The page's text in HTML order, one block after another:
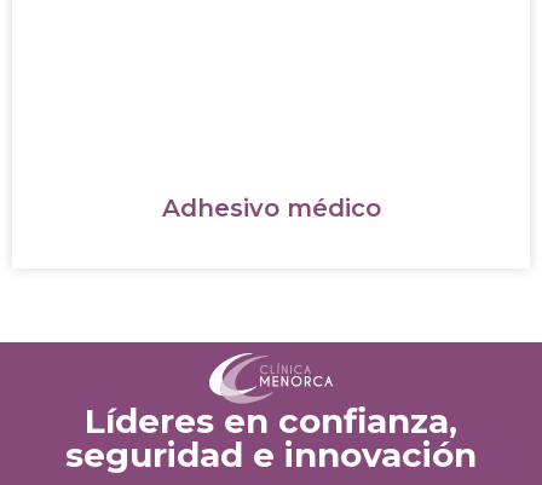
Adhesivo médico
Líderes en confianza,
seguridad e innovación